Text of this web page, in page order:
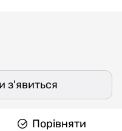
з'явиться
Порівняти